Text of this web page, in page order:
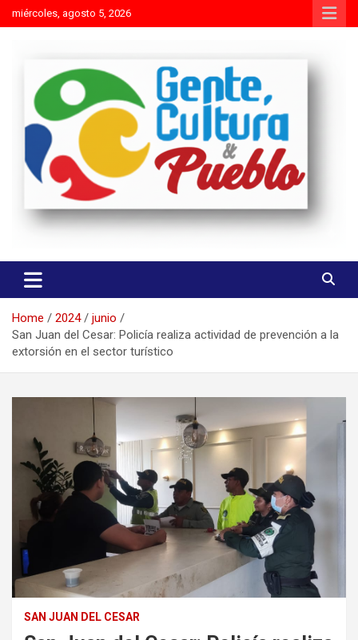
to
miércoles, agosto 5, 2026
Gente Cultura y Pueblo
Home 2024
junio
San Juan del Cesar: Policía realiza actividad de prevención a la
extorsión en el sector turístico
SAN JUAN DEL CESAR